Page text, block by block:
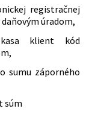
registračnej
úradom,
kasa klient kód
sumu záporného
súm